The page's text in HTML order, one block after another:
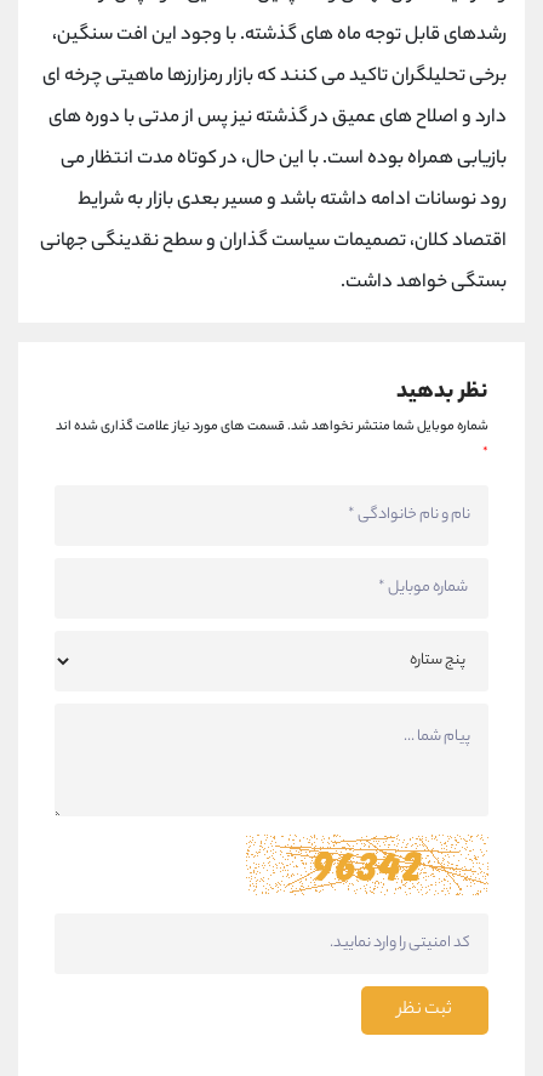
رشدهای قابل توجه ماه های گذشته. با وجود این افت سنگین،
برخی تحلیلگران تاکید می کنند که بازار رمزارزها ماهیتی چرخه ای
دارد و اصلاح های عمیق در گذشته نیز پس از مدتی با دوره های
بازیابی همراه بوده است. با این حال، در کوتاه مدت انتظار می
رود نوسانات ادامه داشته باشد و مسیر بعدی بازار به شرایط
اقتصاد کلان، تصمیمات سیاست گذاران و سطح نقدینگی جهانی
بستگی خواهد داشت.
نظر بدهید
شماره موبایل شما منتشر نخواهد شد.قسمت های مورد نیاز علامت گذاری شده اند
*
ثبت نظر